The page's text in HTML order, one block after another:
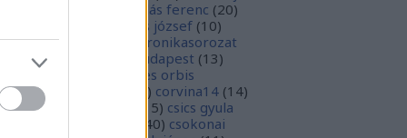
bordás ferenc (20)
borsos józsef (10)
sándor
Budaikronikasorozat
budai krónika budapest (13)
civitates orbis
) corvina14 (14)
(24 15) csics gyula
40) csokonai